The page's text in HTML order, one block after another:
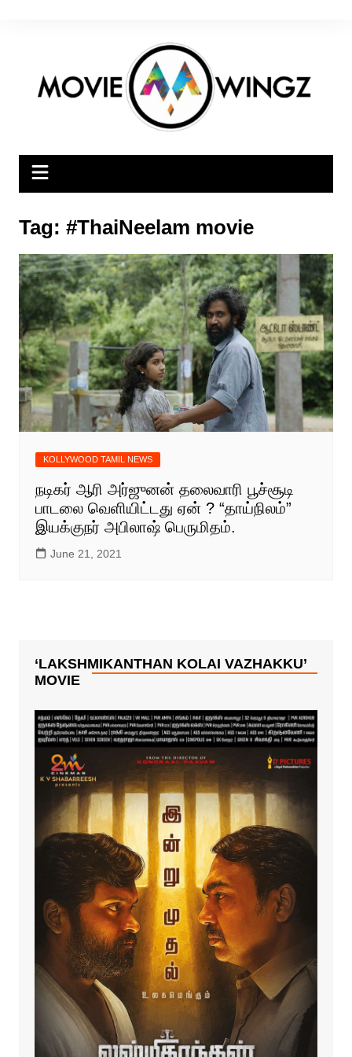
Tag: #ThaiNeelam movie
KOLLYWOOD TAMIL NEWS
நடிகர் ஆரி அர்ஜுனன் தலைவாரி பூச்சூடி
பாடலை வெளியிட்டது ஏன் ? “தாய்நிலம்”
இயக்குநர் அபிலாஷ் பெருமிதம்.
June 21, 2021
‘LAKSHMIKANTHAN KOLAI VAZHAKKU’
MOVIE